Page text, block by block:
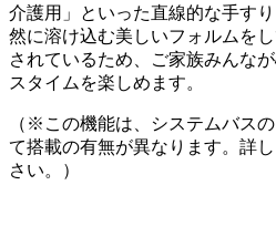
介護用」といった直線的な手す
然に溶け込む美しいフォルムを
されているため、ご家族みんな
スタイムを楽しめます。
（※この機能は、システムバス
て搭載の有無が異なります。詳
さい。）